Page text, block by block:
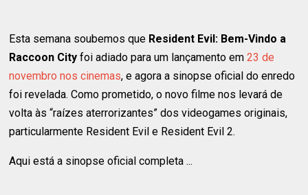
Esta semana soubemos que Resident Evil: Bem-Vindo a
Raccoon City foi adiado para um lançamento em23 de
novembro nos cinemas, e agora a sinopse oficial do enredo
foi revelada. Como prometido, o novo filme nos levará de
volta às “raízes aterrorizantes” dos videogames originais,
particularmente Resident Evil e Resident Evil 2.
Aqui está a sinopse oficial completa ...